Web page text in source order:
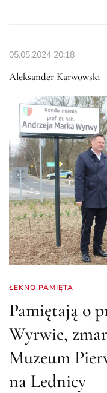
05.05.2024 20:18
Aleksander Karwowski
ŁEKNO PAMIĘTA
Pamiętają o
Wyrwie,
Muzeum
na Lednicy